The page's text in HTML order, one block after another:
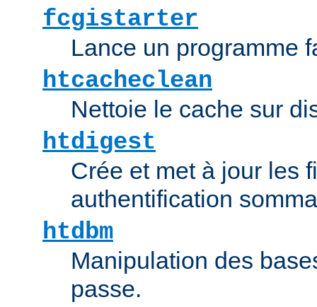
fcgistarter
Lance un programme
htcacheclean
Nettoie le cache sur
htdigest
Crée et met à jour les
authentification
htdbm
Manipulation des
passe.